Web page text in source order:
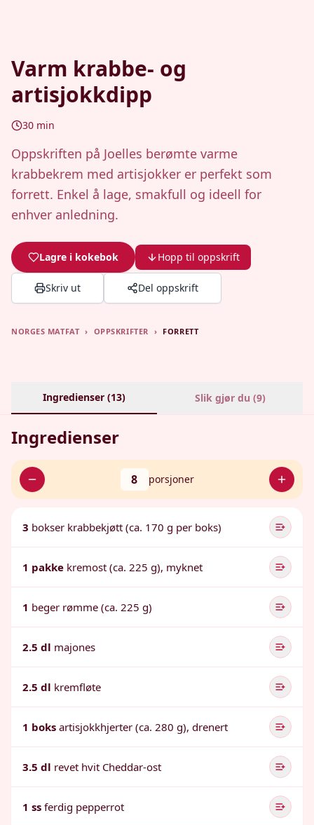
Varm krabbe- og
artisjokkdipp
30 min
Oppskriften på Joelles berømte varme
krabbekrem med artisjokker er perfekt som
forrett. Enkel å lage, smakfull og ideell for
enhver anledning.
Lagre i kokebok Hopp til oppskrift
Skriv ut Del oppskrift
NORGES MATFAT › OPPSKRIFTER › FORRETT
Ingredienser (13) Slik gjør du (9)
Ingredienser
8 porsjoner
3 bokser krabbekjøtt (ca. 170 g per boks)
1 pakke kremost (ca. 225 g), myknet
1 beger rømme (ca. 225 g)
2.5 dl majones
2.5 dl kremfløte
1 boks artisjokkhjerter (ca. 280 g), drenert
3.5 dl revet hvit Cheddar-ost
1 ss ferdig pepperrot